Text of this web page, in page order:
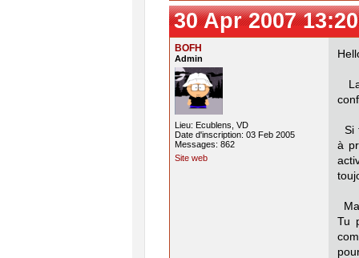
30 Apr 2007
BOFH
Admin
Lieu: Ecublens, VD
Date d'inscription: 03 Feb 2005
Messages: 862
Site web
Si
à
Tu